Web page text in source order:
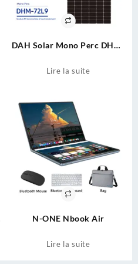
DAH Solar Mono Perc DHM-
Lire la suite
N-ONE Nbook Air
Lire la suite